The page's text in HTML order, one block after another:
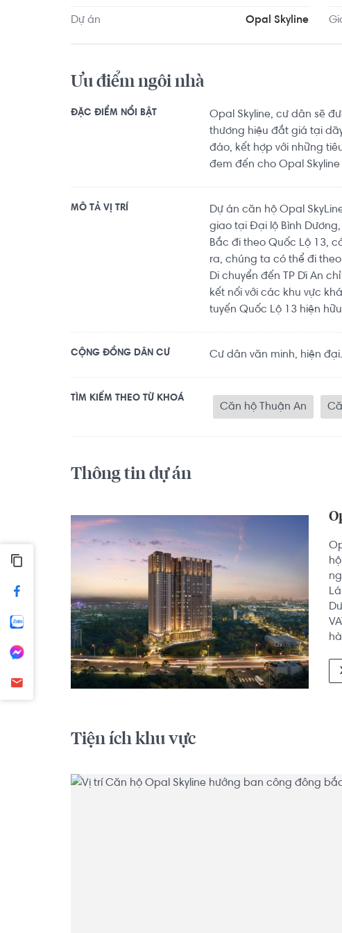
Trung khoảng 9.5km. Di chuyển tới Phòng tập Gym
Yoga khoảng 9.8km. Tọa lạc tại vị trí thuận tiện di
giải trí.
Dự án Opal Skyline
Ưu điểm ngôi nhà
ĐẶC ĐIỂM NỔI BẬT
Opal Skyline, cư dân sẽ
thương hiệu đắt giá tại
đáo, kết hợp với những
đem đến cho Opal
MÔ TẢ VỊ TRÍ
Dự án căn hộ Opal
giao tại Đại lộ Bình
Bắc đi theo Quốc Lộ 13,
ra, chúng ta có thể đi
Di chuyển đến TP Dĩ An
kết nối với các khu vực
tuyến Quốc Lộ 13 hiện
CỘNG ĐỒNG DÂN CƯ Cư dân văn minh, hiện đại.
TÌM KIẾM THEO TỪ KHOÁ
Căn hộ Thuận An
Thông tin dự án
Tiện ích khu vực